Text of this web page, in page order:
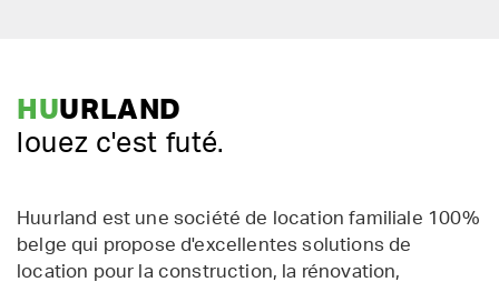
HUURLAND
louez c'est futé.
Huurland est une société de location familiale 100%
belge qui propose d'excellentes solutions de
location pour la construction, la rénovation,